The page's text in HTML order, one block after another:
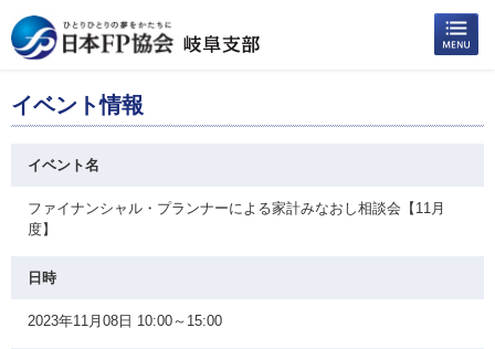
イベント情報
イベント名
ファイナンシャル・プランナーによる家計みなおし相談会【11月
度】
日時
2023年11月08日 10:00～15:00